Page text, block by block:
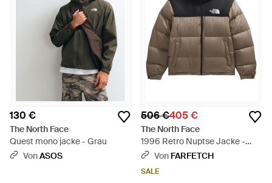
130 €
The North Face
Quest mono jacke - Grau
VonASOS
506 €405 €
The North Face
1996 Retro Nuptse Jacke -
Braun
Von FARFETCH
SALE